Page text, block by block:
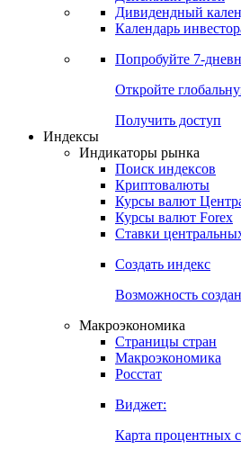
Дивидендный
Календарь
Попробуйте 7-
Откройте
Получить доступ
Индексы
Индикаторы рынка
Поиск индексов
Криптовалюты
Курсы валют
Курсы валют Forex
Ставки
Создать индекс
Возможность
Макроэкономика
Страницы стран
Макроэкономика
Росстат
Виджет:
Карта процентных